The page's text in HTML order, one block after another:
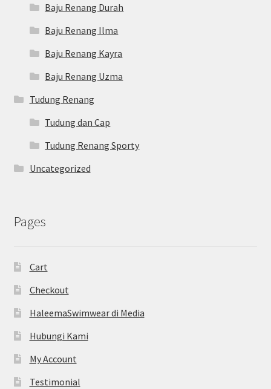
Baju Renang Durah
Baju Renang Ilma
Baju Renang Kayra
Baju Renang Uzma
Tudung Renang
Tudung dan Cap
Tudung Renang Sporty
Uncategorized
Pages
Cart
Checkout
HaleemaSwimwear di Media
Hubungi Kami
My Account
Testimonial